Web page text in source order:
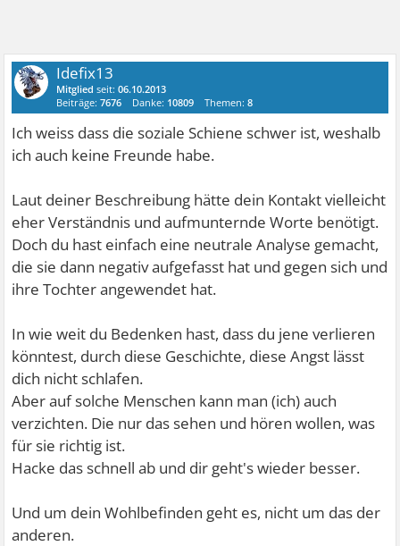
Idefix13
Mitglied seit:06.10.2013
Beiträge:7676 Danke: 10809 Themen:8
Ich weiss dass die soziale Schiene schwer ist, weshalb
ich auch keine Freunde habe.
Laut deiner Beschreibung hätte dein Kontakt vielleicht
eher Verständnis und aufmunternde Worte benötigt.
Doch du hast einfach eine neutrale Analyse gemacht,
die sie dann negativ aufgefasst hat und gegen sich und
ihre Tochter angewendet hat.
In wie weit du Bedenken hast, dass du jene verlieren
könntest, durch diese Geschichte, diese Angst lässt
dich nicht schlafen.
Aber auf solche Menschen kann man (ich) auch
verzichten. Die nur das sehen und hören wollen, was
für sie richtig ist.
Hacke das schnell ab und dir geht's wieder besser.
Und um dein Wohlbefinden geht es, nicht um das der
anderen.